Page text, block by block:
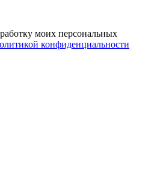
моих персональных
конфиденциальности